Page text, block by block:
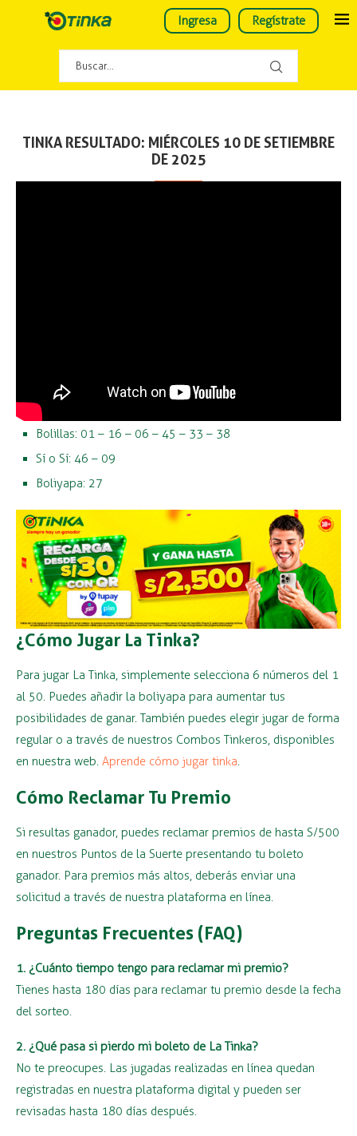
Ingresa Regístrate
TINKA RESULTADO: MIÉRCOLES 10 DE SETIEMBRE
DE 2025
Bolillas: 01 – 16 – 06 – 45 – 33 – 38
Sí o Sí: 46 – 09
Boliyapa: 27
¿Cómo Jugar La Tinka?
Para jugar La Tinka, simplemente selecciona 6 números del 1
al 50. Puedes añadir la boliyapa para aumentar tus
posibilidades de ganar. También puedes elegir jugar de forma
regular o a través de nuestros Combos Tinkeros, disponibles
en nuestra web. Aprende cómo jugar tinka.
Cómo Reclamar Tu Premio
Si resultas ganador, puedes reclamar premios de hasta S/500
en nuestros Puntos de la Suerte presentando tu boleto
ganador. Para premios más altos, deberás enviar una
solicitud a través de nuestra plataforma en línea.
Preguntas Frecuentes (FAQ)
1. ¿Cuánto tiempo tengo para reclamar mi premio?
Tienes hasta 180 días para reclamar tu premio desde la fecha
del sorteo.
2. ¿Qué pasa si pierdo mi boleto de La Tinka?
No te preocupes. Las jugadas realizadas en línea quedan
registradas en nuestra plataforma digital y pueden ser
revisadas hasta 180 días después.